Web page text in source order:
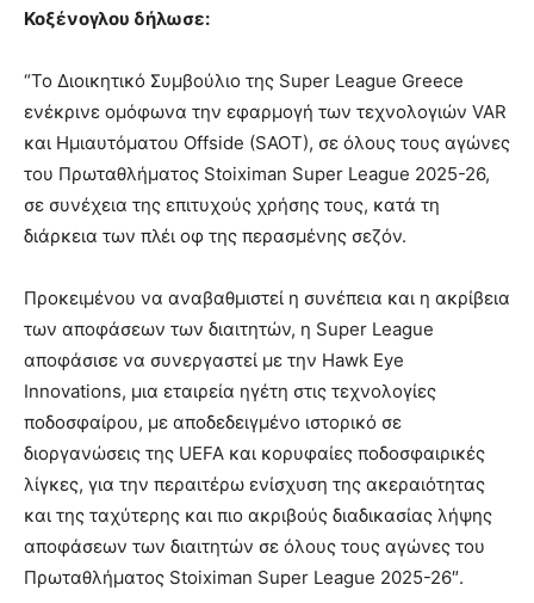
Κοξένογλου δήλωσε:
“Το Διοικητικό Συμβούλιο της Super League Greece
ενέκρινε ομόφωνα την εφαρμογή των τεχνολογιών VAR
και Ημιαυτόματου Offside (SAOT), σε όλους τους αγώνες
του Πρωταθλήματος Stoiximan Super League 2025-26,
σε συνέχεια της επιτυχούς χρήσης τους, κατά τη
διάρκεια των πλέι οφ της περασμένης σεζόν.
Προκειμένου να αναβαθμιστεί η συνέπεια και η ακρίβεια
των αποφάσεων των διαιτητών, η Super League
αποφάσισε να συνεργαστεί με την Hawk Eye
Innovations, μια εταιρεία ηγέτη στις τεχνολογίες
ποδοσφαίρου, με αποδεδειγμένο ιστορικό σε
διοργανώσεις της UEFA και κορυφαίες ποδοσφαιρικές
λίγκες, για την περαιτέρω ενίσχυση της ακεραιότητας
και της ταχύτερης και πιο ακριβούς διαδικασίας λήψης
αποφάσεων των διαιτητών σε όλους τους αγώνες του
Πρωταθλήματος Stoiximan Super League 2025-26″.